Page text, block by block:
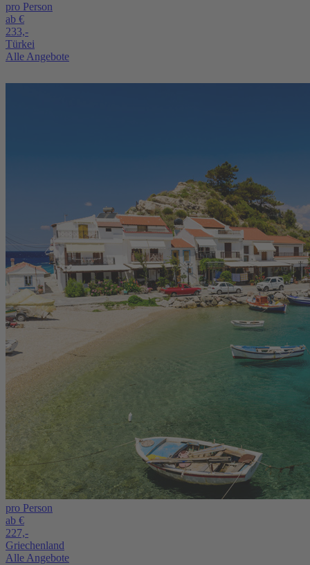
pro Person
ab €
233,-
Türkei
Alle Angebote
pro Person
ab €
227,-
Griechenland
Alle Angebote